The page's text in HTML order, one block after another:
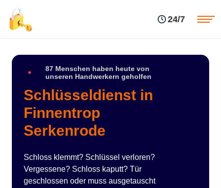
24/7
87 Menschen haben heute von
unseren Handwerkern geholfen
Schlüsseldienst in
Finnentrop
Serkenrode
Schloss klemmt? Schlüssel verloren?
Vergessene? Schloss kaputt? Tür
geschlossen oder muss ausgetauscht